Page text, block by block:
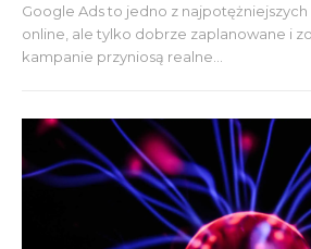
Google Ads to jedno z
online, ale tylko dobrze zaplanowane i
kampanie przyniosą realne...